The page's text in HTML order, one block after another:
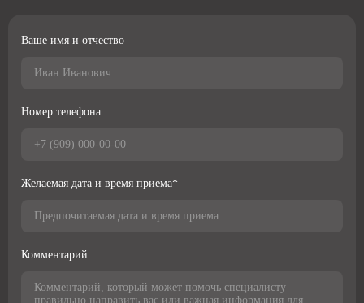
Ваше имя и отчество
Номер телефона
Желаемая дата и время приема*
Комментарий